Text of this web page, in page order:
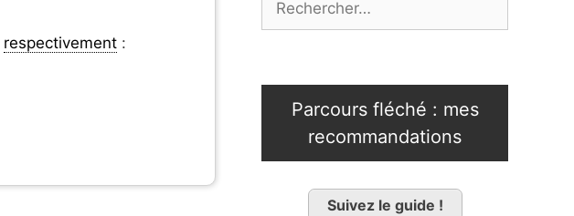
respectivement :
Parcours fléché : mes
recommandations
Suivez le guide !